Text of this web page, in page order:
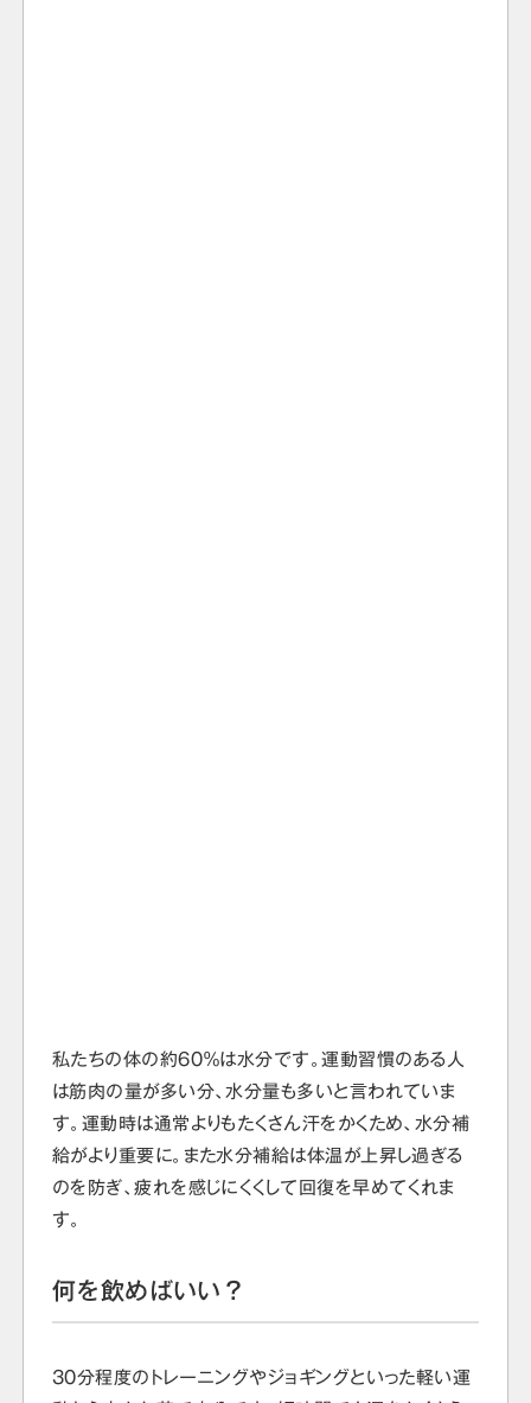
私たちの体の約60％は水分です。運動習慣のある人
は筋肉の量が多い分、水分量も多いと言われていま
す。運動時は通常よりもたくさん汗をかくため、水分補
給がより重要に。また水分補給は体温が上昇し過ぎる
のを防ぎ、疲れを感じにくくして回復を早めてくれま
す。
何を飲めばいい？
30分程度のトレーニングやジョギングといった軽い運